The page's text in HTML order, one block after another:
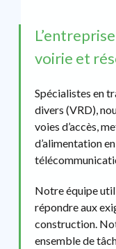
voirie et
Spécialistes en
divers (VRD),
voies d’accès,
d’alimentation
Notre équipe
répondre aux
construction.
ensemble de